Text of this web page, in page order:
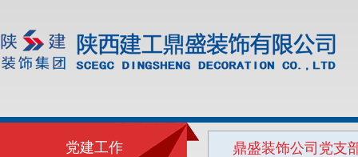
党建工作 鼎盛装饰公司党支